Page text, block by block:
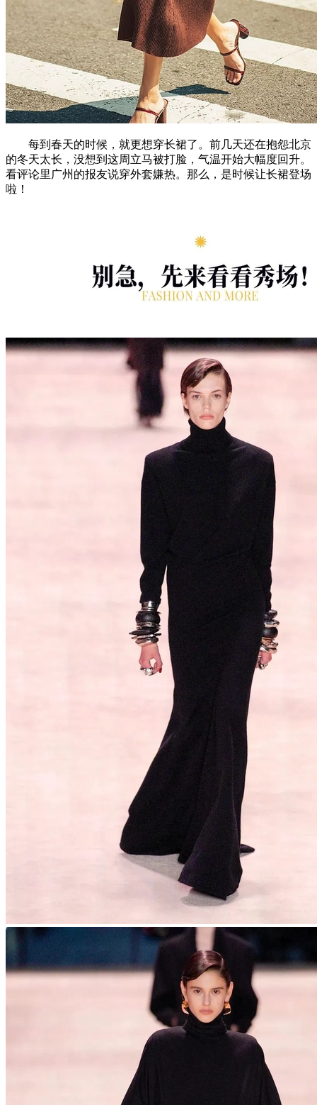
每到春天的时候，就更想穿长裙了。前几天还在抱怨北京
的冬天太长，没想到这周立马被打脸，气温开始大幅度回升。
看评论里广州的报友说穿外套嫌热。那么，是时候让长裙登场
啦！